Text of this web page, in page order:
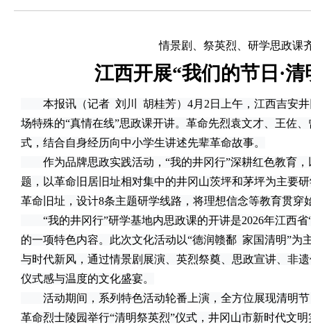
情景剧、祭英烈、研学思政课
江西开展“我们的节日·
本报讯（记者 刘川 胡桂芳）4月2日上午，江西吉安井
场特殊的“真情在线”思政课开讲。革命先烈袁文才、王佐
式，结合自身经历向中小学生讲述先辈革命故事。
作为品牌思政实践活动，“我的井冈行”深耕红色教育，
题，以革命旧居旧址相对集中的井冈山茨坪和茅坪为主要
革命旧址，设计8条主题研学线路，将理想信念等教育贯穿
“我的井冈行”研学基地内思政课的开讲是2026年江西省
的一项特色内容。此次文化活动以“德润赣鄱 家国清明”为
与时代新风，通过情景剧展演、英烈祭奠、思政宣讲、非
仪式感与温度的文化盛宴。
活动期间，系列特色活动轮番上演，全方位展现清明节
革命烈士陵园举行“清明祭英烈”仪式，井冈山市新时代文